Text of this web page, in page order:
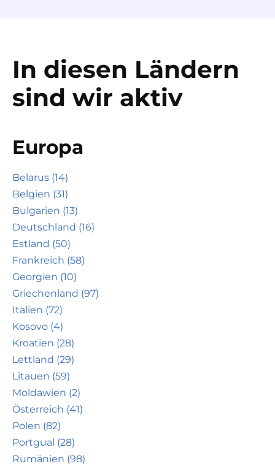
In diesen Ländern
sind wir aktiv
Europa
Belarus (14)
Belgien (31)
Bulgarien (13)
Deutschland (16)
Estland (50)
Frankreich (58)
Georgien (10)
Griechenland (97)
Italien (72)
Kosovo (4)
Kroatien (28)
Lettland (29)
Litauen (59)
Moldawien (2)
Österreich (41)
Polen (82)
Portgual (28)
Rumänien (98)